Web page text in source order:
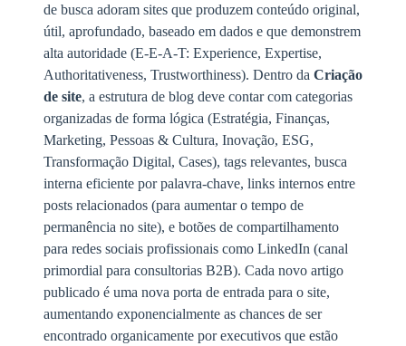
de busca adoram sites que produzem conteúdo original,
útil, aprofundado, baseado em dados e que demonstrem
alta autoridade (E-E-A-T: Experience, Expertise,
Authoritativeness, Trustworthiness). Dentro da Criação
de site, a estrutura de blog deve contar com categorias
organizadas de forma lógica (Estratégia, Finanças,
Marketing, Pessoas & Cultura, Inovação, ESG,
Transformação Digital, Cases), tags relevantes, busca
interna eficiente por palavra-chave, links internos entre
posts relacionados (para aumentar o tempo de
permanência no site), e botões de compartilhamento
para redes sociais profissionais como LinkedIn (canal
primordial para consultorias B2B). Cada novo artigo
publicado é uma nova porta de entrada para o site,
aumentando exponencialmente as chances de ser
encontrado organicamente por executivos que estão